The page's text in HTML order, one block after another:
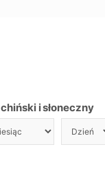
i słoneczny